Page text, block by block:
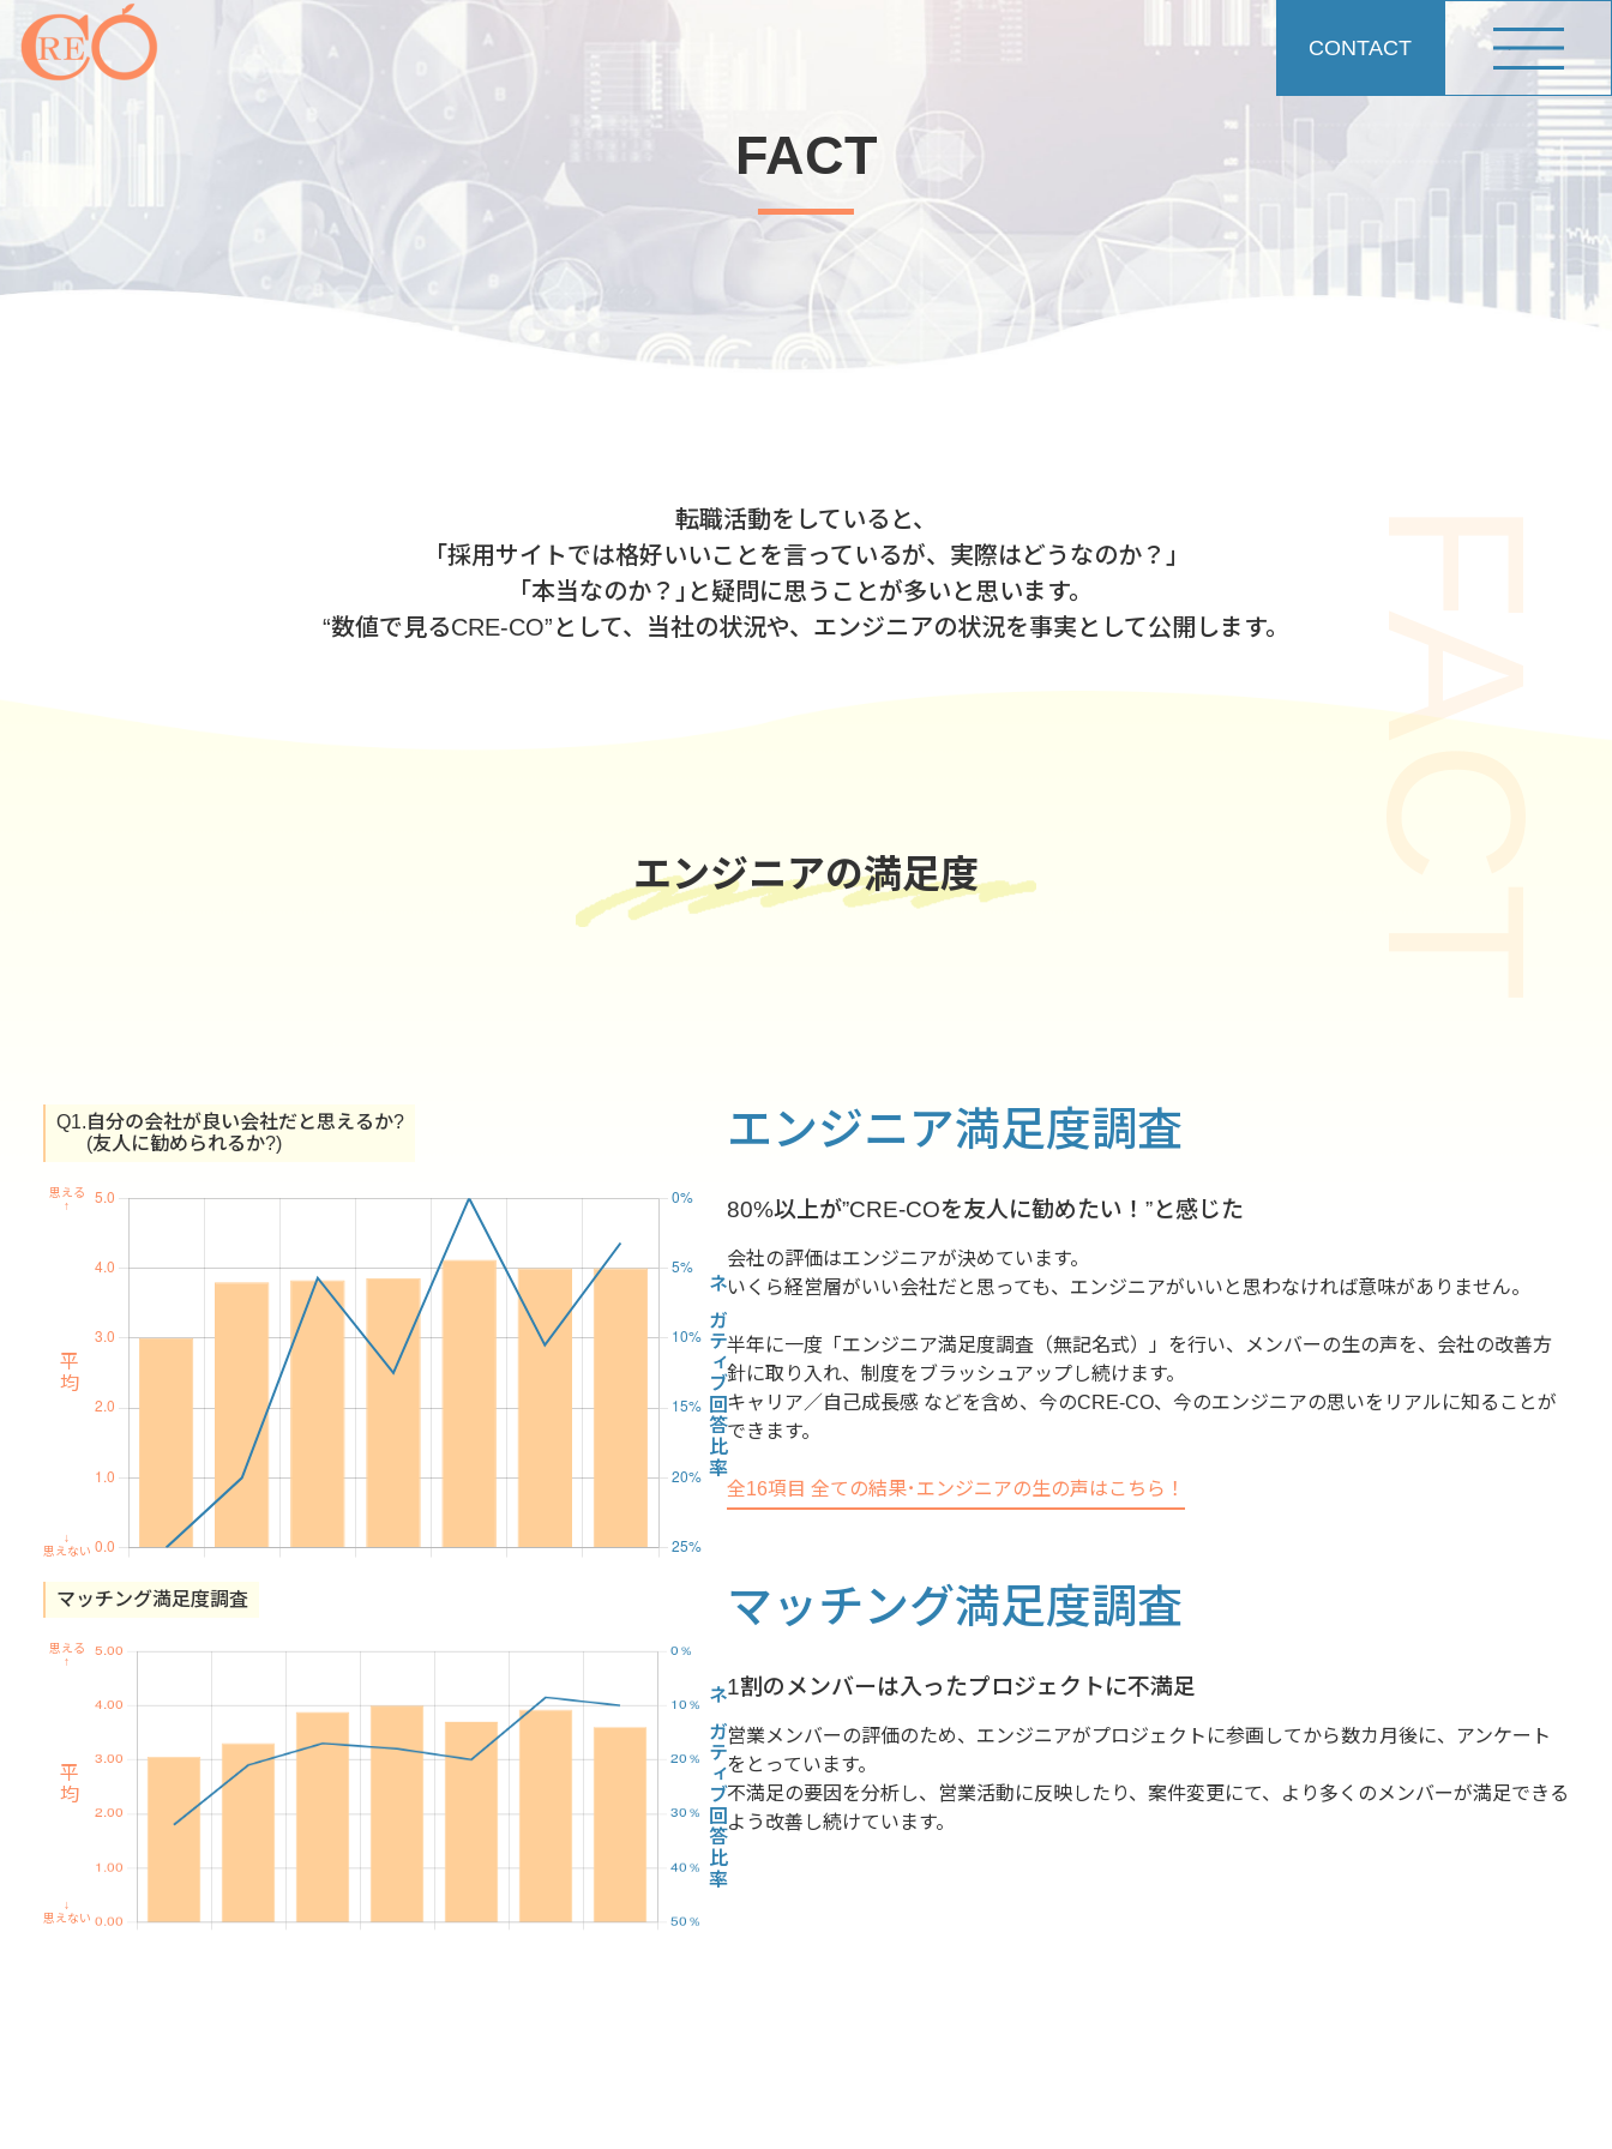
CONTACT
メニュ
FACT
FACT
転職活動をしていると、
｢採用サイトでは格好いいことを言っているが、実際はどうなのか？｣
｢本当なのか？｣と疑問に思うことが多いと思います。
“数値で見るCRE-CO”として、当社の状況や、エンジニアの状況を事実として公開します。
エンジニアの満足度
Q1.自分の会社が良い会社だと思えるか?
(友人に勧められるか?)
思える
↑
平均
↓
思えない
ネガティブ回答比率
エンジニア満足度調査
80%以上が”CRE-COを友人に勧めたい！”と感じた
会社の評価はエンジニアが決めています。
いくら経営層がいい会社だと思っても、エンジニアがいいと思わなければ意味がありません。
半年に一度「エンジニア満足度調査（無記名式）」を行い、メンバーの生の声を、会社の改善方
針に取り入れ、制度をブラッシュアップし続けます。
キャリア／自己成長感 などを含め、今のCRE-CO、今のエンジニアの思いをリアルに知ることが
できます。
全16項目 全ての結果･エンジニアの生の声はこちら！
マッチング満足度調査
思える
↑
平均
↓
思えない
ネガティブ回答比率
マッチング満足度調査
1割のメンバーは入ったプロジェクトに不満足
営業メンバーの評価のため、エンジニアがプロジェクトに参画してから数カ月後に、アンケート
をとっています。
不満足の要因を分析し、営業活動に反映したり、案件変更にて、より多くのメンバーが満足できる
よう改善し続けています。